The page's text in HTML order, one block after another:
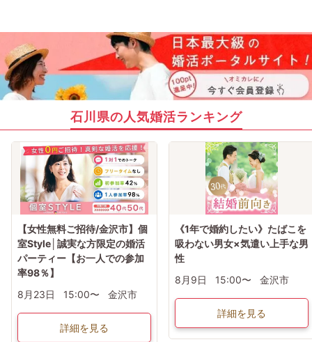
石川県の人気婚活ランキング
【女性無料ご招待/金沢市】個
室Style│誠実な方限定の婚活
パーティー【お一人での参加
率98％】
8月23日
15:00〜 金沢市
詳細を見る
《1年で婚約したい》たばこを
吸わない男女×気遣い上手な男
性
8月9日
15:00〜 金沢市
詳細を見る